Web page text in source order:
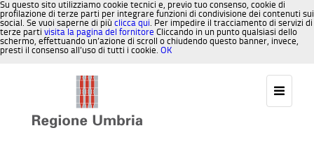
Su questo sito utilizziamo cookie tecnici e, previo tuo consenso, cookie di
profilazione di terze parti per integrare funzioni di condivisione dei contenuti sui
social. Se vuoi saperne di più clicca qui. Per impedire il tracciamento di servizi di
terze parti visita la pagina del fornitore Cliccando in un punto qualsiasi dello
schermo, effettuando un’azione di scroll o chiudendo questo banner, invece,
presti il consenso all’uso di tutti i cookie. OK